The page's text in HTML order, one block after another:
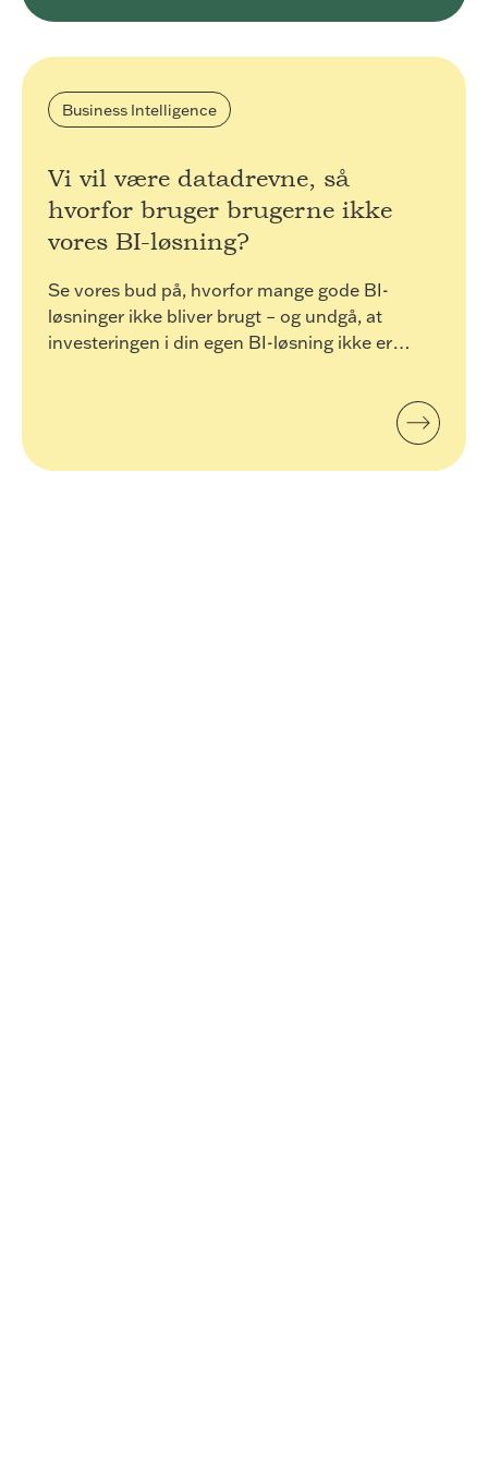
der er relevante og engagerende for den enkelte
og tredjeparts-annoncører.
Business Intelligence
Vi vil være datadrevne, så
hvorfor bruger brugerne ikke
vores BI-løsning?
Se vores bud på, hvorfor mange gode BI-
løsninger ikke bliver brugt – og undgå, at
investeringen i din egen BI-løsning ikke er